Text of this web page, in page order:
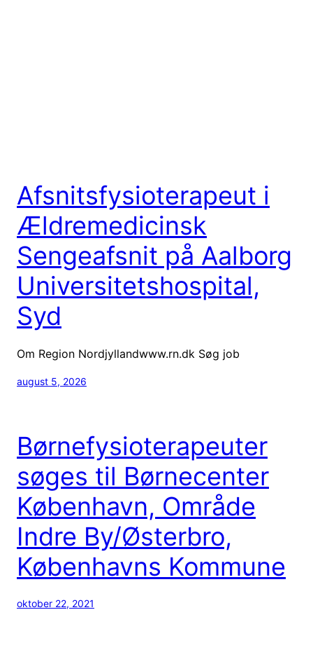
Afsnitsfysioterapeut i
Ældremedicinsk
Sengeafsnit på Aalborg
Universitetshospital,
Syd
Om Region Nordjyllandwww.rn.dk Søg job
august 5, 2026
Børnefysioterapeuter
søges til Børnecenter
København, Område
Indre By/Østerbro,
Københavns Kommune
oktober 22, 2021